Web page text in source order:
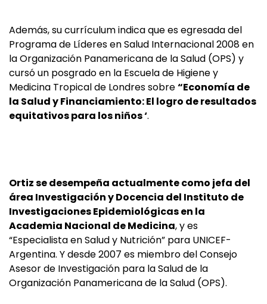
Además, su currículum indica que es egresada del
Programa de Líderes en Salud Internacional 2008 en
la Organización Panamericana de la Salud (OPS) y
cursó un posgrado en la Escuela de Higiene y
Medicina Tropical de Londres sobre“Economía de
la Salud y Financiamiento: El logro de resultados
equitativos para los niños ‘.
Ortiz se desempeña actualmente como jefa del
área Investigación y Docencia del Instituto de
Investigaciones Epidemiológicas en la
Academia Nacional de Medicina, y es
“Especialista en Salud y Nutrición” para UNICEF-
Argentina. Y desde 2007 es miembro del Consejo
Asesor de Investigación para la Salud de la
Organización Panamericana de la Salud (OPS).